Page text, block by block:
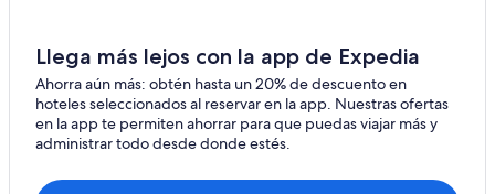
Hoteles cerca de Parque nacional Cañón de los Reyes
B&B en Three Rivers
Cabañas en Three Rivers
Llega más lejos con la app de Expedia
Ahorra aún más: obtén hasta un 20% de descuento en
hoteles seleccionados al reservar en la app. Nuestras ofertas
en la app te permiten ahorrar para que puedas viajar más y
administrar todo desde donde estés.